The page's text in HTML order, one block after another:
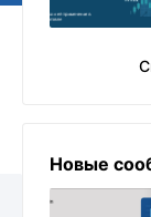
Новые